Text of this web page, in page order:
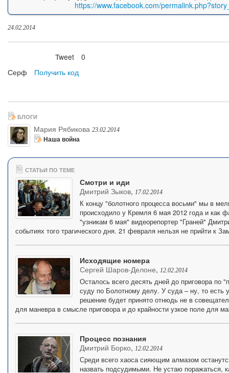
https://www.facebook.com/
24.02.2014
Tweet
0
Серф
Получить код
БЛОГИ
Мария Рябикова 23.02.2014
Наша война
СТАТЬИ ПО ТЕМЕ
Смотри и иди
Дмитрий Зыков, 17.02.2014
К концу "болотного процесса восьми" мы в
происходило у Кремля 6 мая 2012 года и как
"узникам 6 мая" видеорепортер "Граней"
событиях того трагического дня. 21 февраля нельзя не прийти к
Исходящие номера
Сергей Шаров-Делоне, 12.02.2014
Осталось всего десять дней до приговора по
суду по Болотному делу. У суда – ну, то есть
решение будет принято отнюдь не в
для маневра в смысле приговора и до крайности узкое поле для
Процесс познания
Дмитрий Борко, 12.02.2014
Среди всего хаоса сияющим алмазом
назвать подсудимыми. Не устаю поражаться,